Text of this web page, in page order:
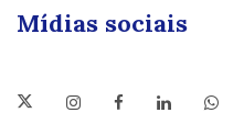
Mídias sociais